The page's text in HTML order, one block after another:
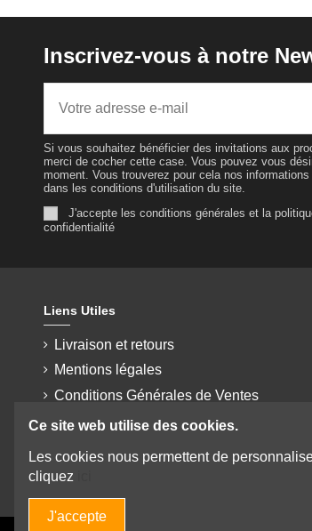
Inscrivez-vous à notre
Si vous souhaitez bénéficier des invitations aux
merci de cocher cette case. Vous pouvez vous
moment. Vous trouverez pour cela nos
dans les conditions d'utilisation du site.
J'accepte les conditions générales et la
confidentialité
Liens Utiles
Livraison et retours
Mentions légales
Conditions Générales de Ventes
Données personnelles
CONTACT
Ce site web utilise des cookies.
Les cookies nous permettent de
cliquez
J'accepte